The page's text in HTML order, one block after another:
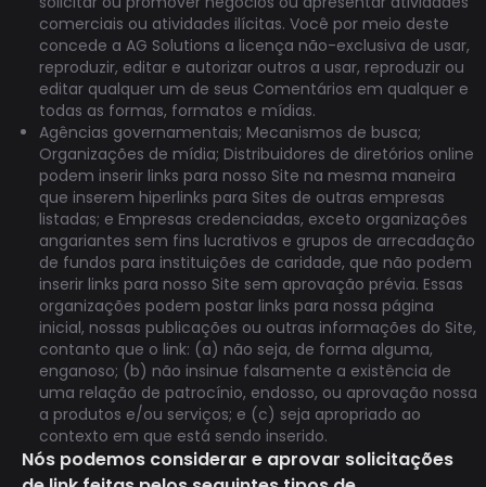
comerciais ou atividades ilícitas. Você por meio deste
concede a AG Solutions a licença não-exclusiva de usar,
reproduzir, editar e autorizar outros a usar, reproduzir ou
editar qualquer um de seus Comentários em qualquer e
todas as formas, formatos e mídias.
Agências governamentais; Mecanismos de busca;
Organizações de mídia; Distribuidores de diretórios online
podem inserir links para nosso Site na mesma maneira
que inserem hiperlinks para Sites de outras empresas
listadas; e Empresas credenciadas, exceto organizações
angariantes sem fins lucrativos e grupos de arrecadação
de fundos para instituições de caridade, que não podem
inserir links para nosso Site sem aprovação prévia. Essas
organizações podem postar links para nossa página
inicial, nossas publicações ou outras informações do Site,
contanto que o link: (a) não seja, de forma alguma,
enganoso; (b) não insinue falsamente a existência de
uma relação de patrocínio, endosso, ou aprovação nossa
a produtos e/ou serviços; e (c) seja apropriado ao
contexto em que está sendo inserido.
Nós podemos considerar e aprovar solicitações